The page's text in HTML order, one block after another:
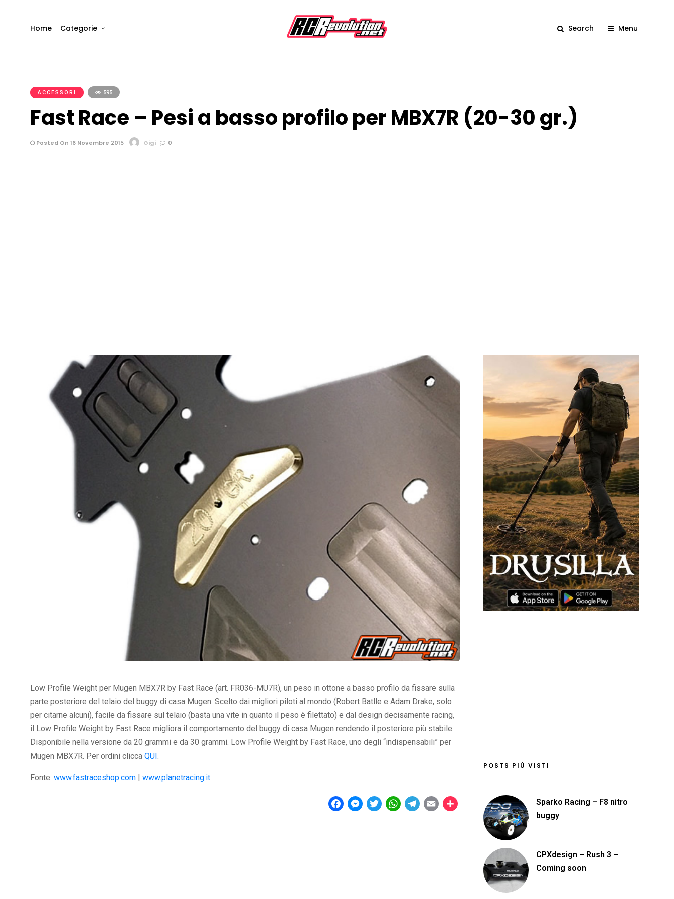
Home Categorie Search Menu
ACCESSORI 595
Fast Race – Pesi a basso profilo per MBX7R (20-30 gr.)
Posted On 16 Novembre 2015 Gigi 0
Low Profile Weight per Mugen MBX7R by Fast Race (art. FR036-MU7R), un peso in ottone a basso profilo da fissare sulla
parte posteriore del telaio del buggy di casa Mugen. Scelto dai migliori piloti al mondo (Robert Batlle e Adam Drake, solo
per citarne alcuni), facile da fissare sul telaio (basta una vite in quanto il peso è filettato) e dal design decisamente racing,
il Low Profile Weight by Fast Race migliora il comportamento del buggy di casa Mugen rendendo il posteriore più stabile.
Disponibile nella versione da 20 grammi e da 30 grammi. Low Profile Weight by Fast Race, uno degli “indispensabili” per
Mugen MBX7R. Per ordini clicca QUI .
Fonte: www.fastraceshop.com www.planetracing.it
F
M
T
W
T
E
C
POSTS PIÙ VISTI
Sparko Racing – F8 nitro
buggy
CPXdesign – Rush 3 –
Coming soon